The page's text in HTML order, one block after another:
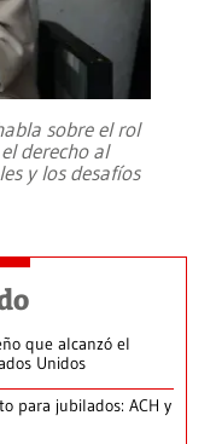
sobre el rol
derecho al
y los desafíos
que alcanzó el
Unidos
para jubilados: ACH y